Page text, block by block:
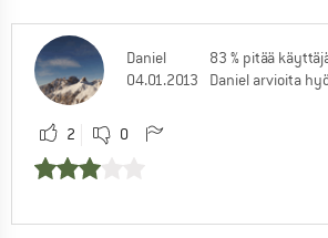
Daniel
04.01.2013
83 % pitää
Daniel arvioita
2 0